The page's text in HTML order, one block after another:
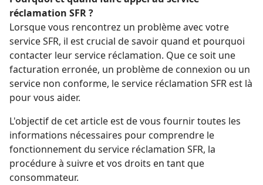
réclamation SFR ?
Lorsque vous rencontrez un problème avec votre
service SFR, il est crucial de savoir quand et pourquoi
contacter leur service réclamation. Que ce soit une
facturation erronée, un problème de connexion ou un
service non conforme, le service réclamation SFR est là
pour vous aider.
L'objectif de cet article est de vous fournir toutes les
informations nécessaires pour comprendre le
fonctionnement du service réclamation SFR, la
procédure à suivre et vos droits en tant que
consommateur.